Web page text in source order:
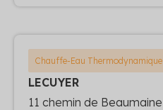
Chauffe-Eau Thermodynamique
LECUYER
11 chemin de Beaumaine